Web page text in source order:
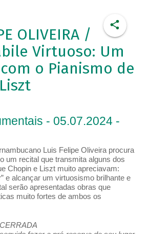
OLIVEIRA /
Virtuoso: Um
o Pianismo de
- 05.07.2024 -
Luis Felipe Oliveira procura
um recital que transmita alguns dos
Chopin e Liszt muito apreciavam:
e alcançar um virtuosismo brilhante e
serão apresentadas obras que
muito fortes de ambos os